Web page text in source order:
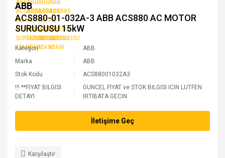
ABB
ACS880-01-032A-3 ABB ACS880 AC MOTOR
SURUCUSU 15kW
Kategori
ABB
Marka
ABB
Stok Kodu
ACS88001032A3
!!! **FIYAT BILGISI
DETAYI
GUNCEL FIYAT ve STOK BILGISI ICIN LUTFEN
IRTIBATA GECIN
İletişime Geç
Karşılaştır